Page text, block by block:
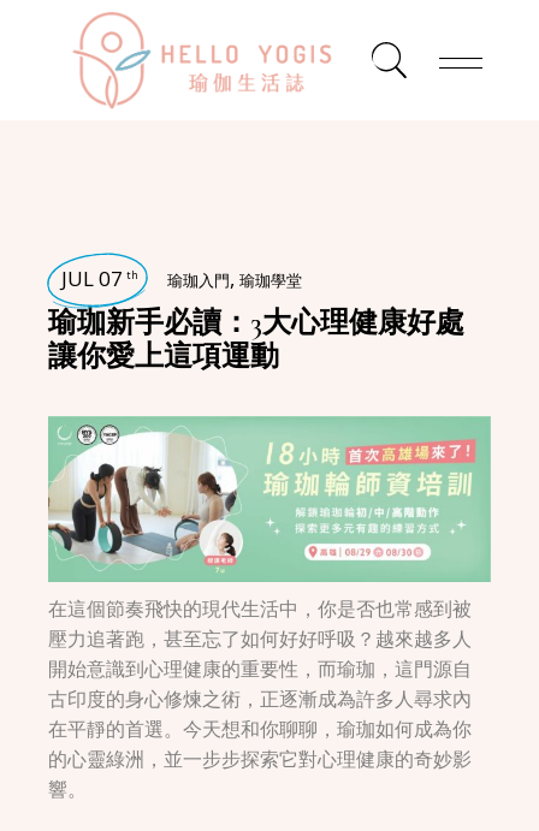
JUL 07 th 瑜珈入門,瑜珈學堂
瑜珈新手必讀：3大心理健康好處
讓你愛上這項運動
在這個節奏飛快的現代生活中，你是否也常感到被
壓力追著跑，甚至忘了如何好好呼吸？越來越多人
開始意識到心理健康的重要性，而瑜珈，這門源自
古印度的身心修煉之術，正逐漸成為許多人尋求內
在平靜的首選。今天想和你聊聊，瑜珈如何成為你
的心靈綠洲，並一步步探索它對心理健康的奇妙影
響。